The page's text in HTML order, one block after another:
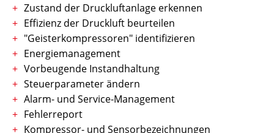
Zustand der Druckluftanlage erkennen
Effizienz der Druckluft beurteilen
"Geisterkompressoren" identifizieren
Energiemanagement
Vorbeugende Instandhaltung
Steuerparameter ändern
Alarm- und Service-Management
Fehlerreport
Kompressor- und Sensorbezeichnungen